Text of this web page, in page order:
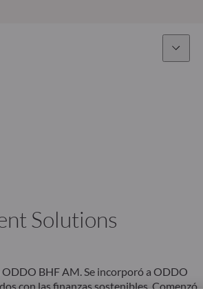
Multiactivos
Solutions
BHF AM. Se incorporó a ODDO
con las finanzas sostenibles. Comenzó